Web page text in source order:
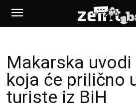
Makarska uvodi
koja će prilično
turiste iz BiH